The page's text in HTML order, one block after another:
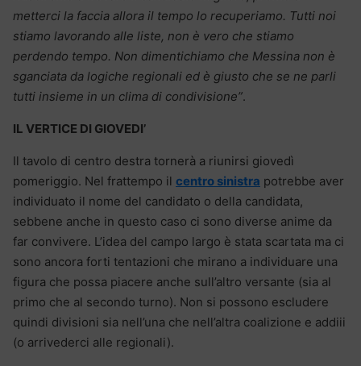
metterci la faccia allora il tempo lo recuperiamo. Tutti noi
stiamo lavorando alle liste, non è vero che stiamo
perdendo tempo. Non dimentichiamo che Messina non è
sganciata da logiche regionali ed è giusto che se ne parli
tutti insieme in un clima di condivisione”.
IL VERTICE DI GIOVEDI’
Il tavolo di centro destra tornerà a riunirsi giovedì
pomeriggio. Nel frattempo il centro sinistra potrebbe aver
individuato il nome del candidato o della candidata,
sebbene anche in questo caso ci sono diverse anime da
far convivere. L’idea del campo largo è stata scartata ma ci
sono ancora forti tentazioni che mirano a individuare una
figura che possa piacere anche sull’altro versante (sia al
primo che al secondo turno). Non si possono escludere
quindi divisioni sia nell’una che nell’altra coalizione e addiii
(o arrivederci alle regionali).